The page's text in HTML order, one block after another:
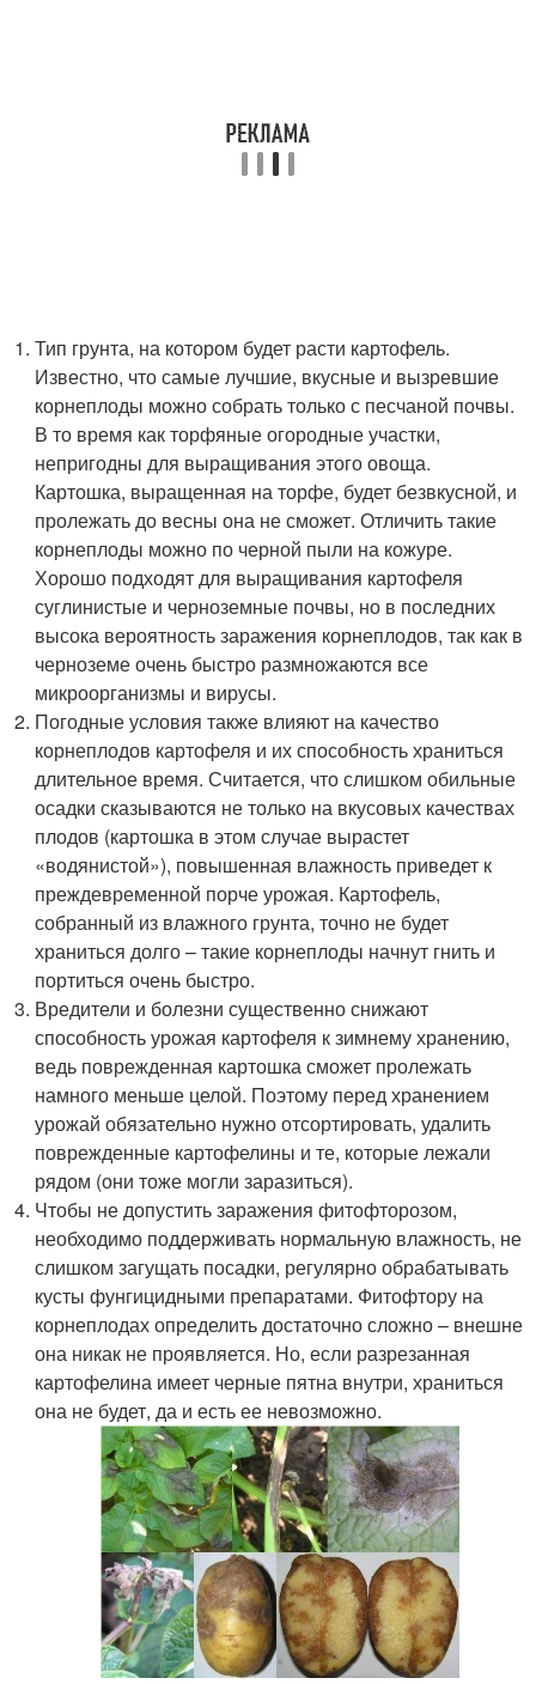
Тип грунта, на котором будет расти картофель.
Известно, что самые лучшие, вкусные и вызревшие
корнеплоды можно собрать только с песчаной почвы.
В то время как торфяные огородные участки,
непригодны для выращивания этого овоща.
Картошка, выращенная на торфе, будет безвкусной, и
пролежать до весны она не сможет. Отличить такие
корнеплоды можно по черной пыли на кожуре.
Хорошо подходят для выращивания картофеля
суглинистые и черноземные почвы, но в последних
высока вероятность заражения корнеплодов, так как в
черноземе очень быстро размножаются все
микроорганизмы и вирусы.
Погодные условия также влияют на качество
корнеплодов картофеля и их способность храниться
длительное время. Считается, что слишком обильные
осадки сказываются не только на вкусовых качествах
плодов (картошка в этом случае вырастет
«водянистой»), повышенная влажность приведет к
преждевременной порче урожая. Картофель,
собранный из влажного грунта, точно не будет
храниться долго – такие корнеплоды начнут гнить и
портиться очень быстро.
Вредители и болезни существенно снижают
способность урожая картофеля к зимнему хранению,
ведь поврежденная картошка сможет пролежать
намного меньше целой. Поэтому перед хранением
урожай обязательно нужно отсортировать, удалить
поврежденные картофелины и те, которые лежали
рядом (они тоже могли заразиться).
Чтобы не допустить заражения фитофторозом,
необходимо поддерживать нормальную влажность, не
слишком загущать посадки, регулярно обрабатывать
кусты фунгицидными препаратами. Фитофтору на
корнеплодах определить достаточно сложно – внешне
она никак не проявляется. Но, если разрезанная
картофелина имеет черные пятна внутри, храниться
она не будет, да и есть ее невозможно.